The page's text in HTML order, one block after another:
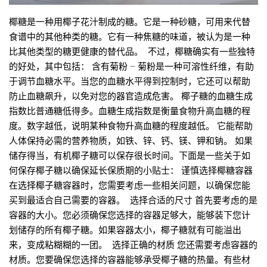
椰糖是一种用椰子花汁制成的糖。它是一种砂糖，可用来代替
食谱中的其他种类的糖。它有一种焦糖的味道，被认为是一种
比其他类型的糖更健康的替代品。 不过，椰糖确实有一些独特
的好处，其中包括： 含有菊粉 – 菊粉是一种可溶性纤维，有助
于调节血糖水平。当您的血糖水平得到控制时，它还可以帮助
防止血糖飙升，以免对您的器官造成危害。 椰子糖的血糖生成
指数比普通糖低得多。血糖生成指数是衡量食物升高血糖的程
度。数字越低，说明某种食物升高血糖的程度越低。 它能帮助
人体保持必需的营养物质，如铁、锌、钙、镁、钾和钠。 如果
储存得当，有机椰子糖可以保存很长时间。下面是一些关于如
何保存椰子糖以确保延长保质期的小贴士： 谨慎选择椰糖容器
在选择椰子糖容器时，您需要考虑一些相关问题，以确保您能
买到最适合自己需要的容器。 选择合适的尺寸 首先要考虑的是
容器的大小。您必须确保您选择的容器足够大，能够装下您计
划储存的所有椰子糖。如果容器太小，椰子糖就有可能溢出
来，变成粘糊糊的一团。 选择正确的材质 您还需要考虑容器的
材质。您要确保您选择的容器能够承受椰子糖的热量。有些材